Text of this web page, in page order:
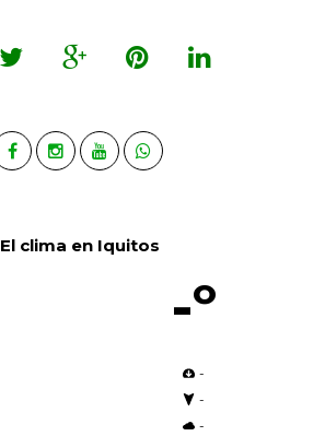
El clima en Iquitos
-º
-
-
-